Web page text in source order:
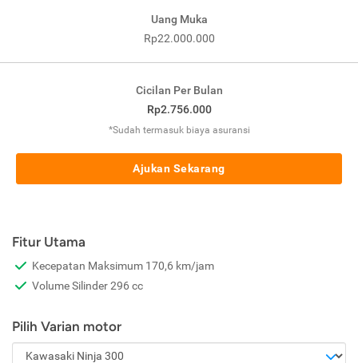
Uang Muka
Rp22.000.000
Cicilan Per Bulan
Rp2.756.000
*Sudah termasuk biaya asuransi
Ajukan Sekarang
Fitur Utama
Kecepatan Maksimum 170,6 km/jam
Volume Silinder 296 cc
Pilih Varian motor